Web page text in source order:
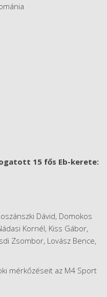
15 fős Eb-kerete:
Dávid, Domokos
Kornél, Kiss Gábor,
Zsombor, Lovász Bence,
mérkőzéseit az M4 Sport